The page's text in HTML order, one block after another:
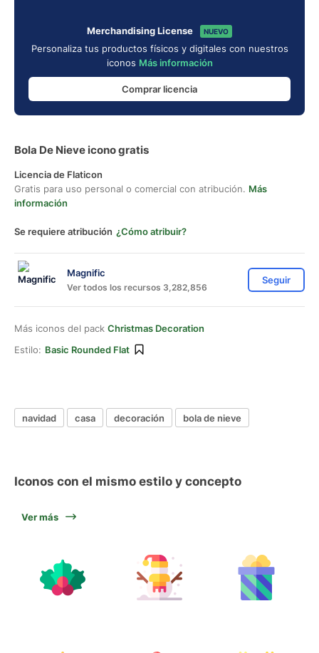
Merchandising License NUEVO
Personaliza tus productos físicos y digitales con nuestros
iconos Más información
Comprar licencia
Bola De Nieve icono gratis
Licencia de Flaticon
Gratis para uso personal o comercial con atribución. Más
información
Se requiere atribución ¿Cómo atribuir?
Magnific
Ver todos los recursos 3,282,856
Seguir
Más iconos del pack Christmas Decoration
Estilo: Basic Rounded Flat
navidad casa decoración bola de nieve
Iconos con el mismo estilo y concepto
Ver más